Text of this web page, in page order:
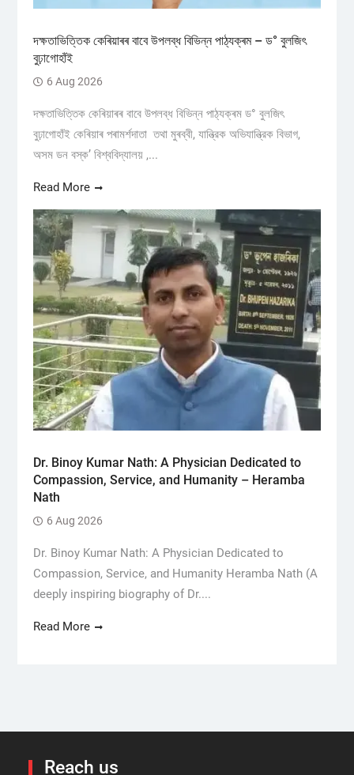
দক্ষতাভিত্তিক কেৰিয়াৰৰ বাবে উপলব্ধ বিভিন্ন পাঠ্যক্ৰম – ড° বুলজিৎ
বুঢ়াগোহাঁই
6 Aug 2026
দক্ষতাভিত্তিক কেৰিয়াৰৰ বাবে উপলব্ধ বিভিন্ন পাঠ্যক্ৰম ড° বুলজিৎ
বুঢ়াগোহাঁই কেৰিয়াৰ পৰামৰ্শদাতা তথা মুৰব্বী, যান্ত্রিক অভিযান্ত্রিক বিভাগ,
অসম ডন বস্ক’ বিশ্ববিদ্যালয় ,...
Read More
Dr. Binoy Kumar Nath: A Physician Dedicated to
Compassion, Service, and Humanity – Heramba
Nath
6 Aug 2026
Dr. Binoy Kumar Nath: A Physician Dedicated to
Compassion, Service, and Humanity Heramba Nath (A
deeply inspiring biography of Dr....
Read More
Reach us